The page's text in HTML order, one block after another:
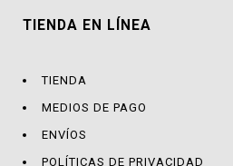
TIENDA EN LÍNEA
TIENDA
MEDIOS DE PAGO
ENVÍOS
POLÍTICAS DE PRIVACIDAD